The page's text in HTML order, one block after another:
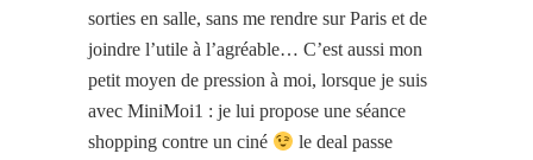
sorties en salle, sans me rendre sur Paris et de
joindre l’utile à l’agréable… C’est aussi mon
petit moyen de pression à moi, lorsque je suis
avec MiniMoi1 : je lui propose une séance
shopping contre un ciné
le deal passe